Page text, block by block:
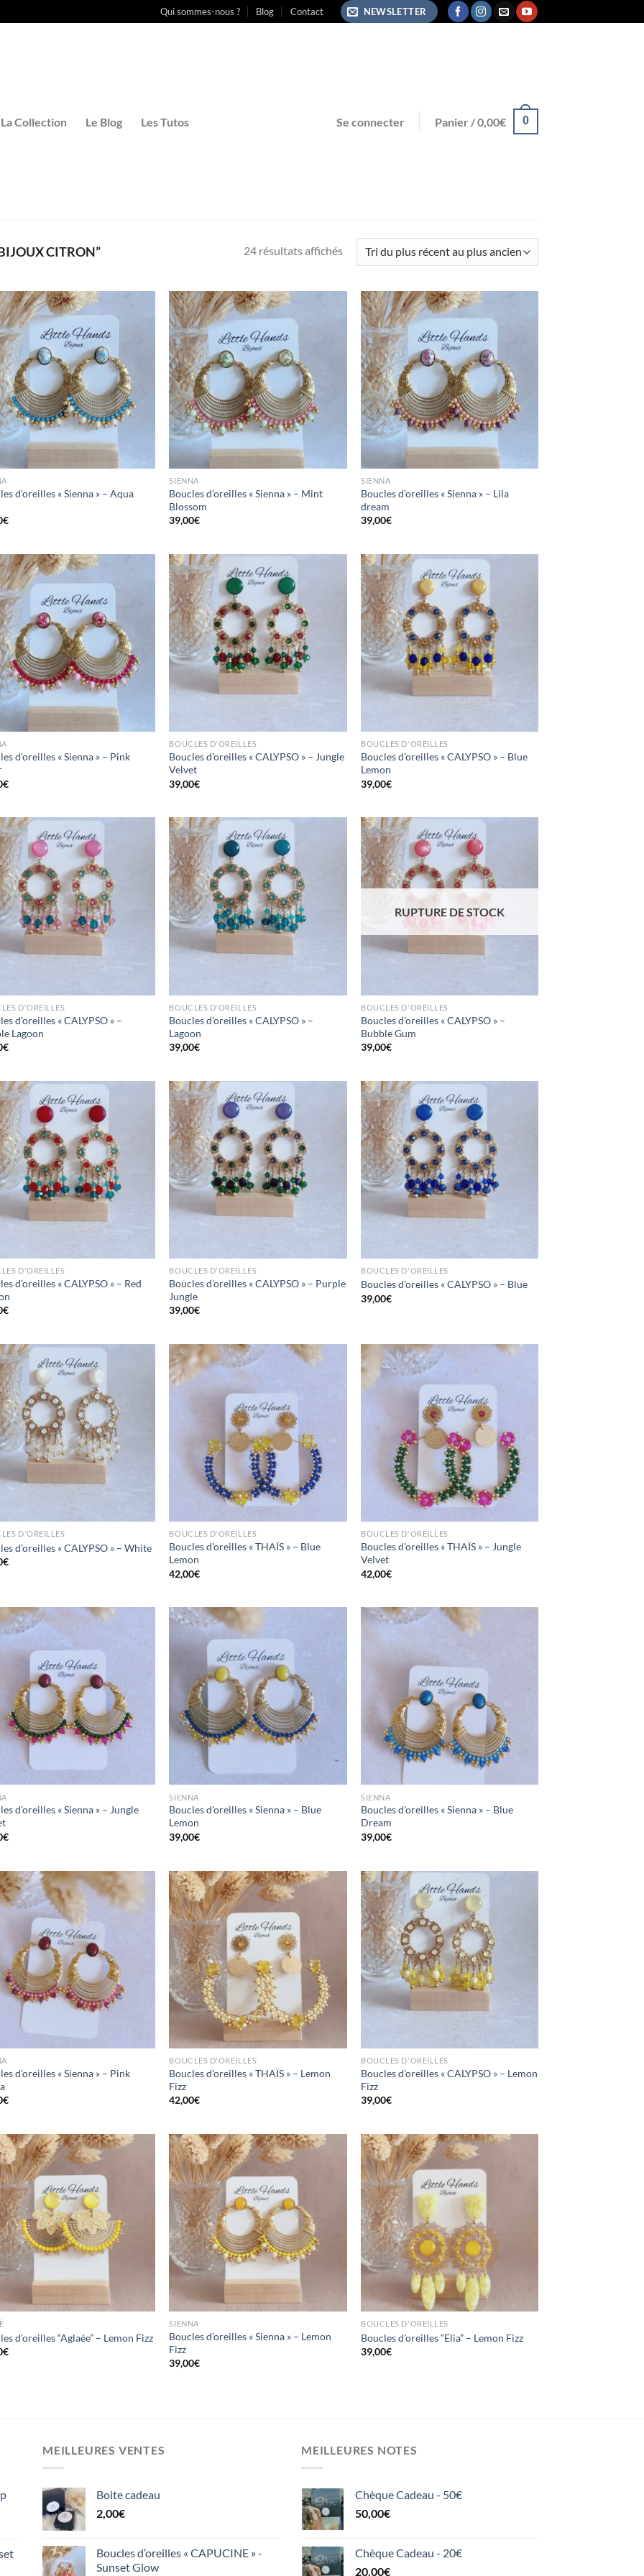
Qui sommes-nous ? Blog Contact NEWSLETTER
La Collection Le Blog Les Tutos Se connecter Panier /0,00€ 0
CITRON” 24 résultats affichés
favoris
d’oreilles « Sienna » – Aqua
€
favoris
SIENNA
Boucles d’oreilles « Sienna » – Mint
Blossom
39,00€
en
favoris
SIENNA
Boucles d’oreilles « Sienna » – Lila
dream
39,00€
favoris
d’oreilles « Sienna » – Pink
€
BOUCLES D'OREILLES
Boucles d’oreilles « CALYPSO » – Jungle
Velvet
39,00€
BOUCLES D'OREILLES
Boucles d’oreilles « CALYPSO » – Blue
Lemon
39,00€
D'OREILLES
d’oreilles « CALYPSO » –
Lagoon
€
BOUCLES D'OREILLES
Boucles d’oreilles « CALYPSO » –
Lagoon
39,00€
RUPTURE DE STOCK
BOUCLES D'OREILLES
Boucles d’oreilles « CALYPSO » –
Bubble Gum
39,00€
Mettre
D'OREILLES
d’oreilles « CALYPSO » – Red
€
BOUCLES D'OREILLES
Boucles d’oreilles « CALYPSO » – Purple
Jungle
39,00€
BOUCLES D'OREILLES
Boucles d’oreilles « CALYPSO » – Blue
39,00€
Mettre
D'OREILLES
d’oreilles « CALYPSO » – White
€
BOUCLES D'OREILLES
Boucles d’oreilles « THAÏS » – Blue
Lemon
42,00€
BOUCLES D'OREILLES
Boucles d’oreilles « THAÏS » – Jungle
Velvet
42,00€
favoris
d’oreilles « Sienna » – Jungle
€
favoris
SIENNA
Boucles d’oreilles « Sienna » – Blue
Lemon
39,00€
SIENNA
Boucles d’oreilles « Sienna » – Blue
Dream
39,00€
d’oreilles « Sienna » – Pink
€
BOUCLES D'OREILLES
Boucles d’oreilles « THAÏS » – Lemon
Fizz
42,00€
BOUCLES D'OREILLES
Boucles d’oreilles « CALYPSO » – Lemon
Fizz
39,00€
favoris
d’oreilles “Aglaée” – Lemon Fizz
€
favoris
SIENNA
Boucles d’oreilles « Sienna » – Lemon
Fizz
39,00€
BOUCLES D'OREILLES
Boucles d’oreilles “Elia” – Lemon Fizz
39,00€
MEILLEURES VENTES
Boite cadeau
2,00€
Boucles d’oreilles « CAPUCINE » -
Sunset Glow
MEILLEURES NOTES
Chèque Cadeau - 50€
50,00€
Chèque Cadeau - 20€
20,00€